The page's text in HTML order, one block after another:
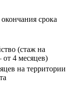
срока
(стаж на
от 4 месяцев)
на территории